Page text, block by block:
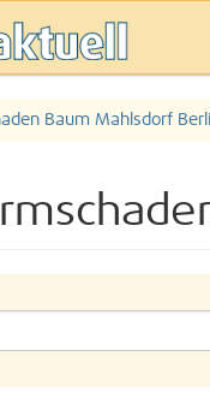
Baum Mahlsdorf